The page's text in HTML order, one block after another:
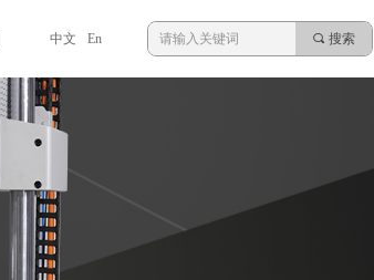
中文 En 끠 搜索